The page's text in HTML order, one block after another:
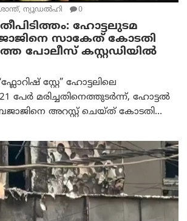
ന്യൂഡല്‍ഹി 0
ഹോട്ടലുടമ
സാകേത് കോടതി
പോലീസ് കസ്റ്റഡിയിൽ
സ്റ്റേ” ഹോട്ടലിലെ
പേർ മരിച്ചതിനെത്തുടർന്ന്, ഹോട്ടൽ
അറസ്റ്റ് ചെയ്ത് കോടതി...